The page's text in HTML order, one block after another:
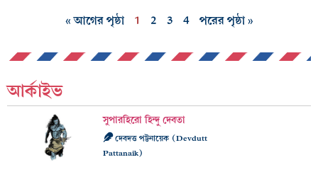
« আগের পৃষ্ঠা 1 2 3 4 পরের পৃষ্ঠা »
আর্কাইভ
সুপারহিরো হিন্দু দেবতা
দেবদত্ত পট্টনায়েক (Devdutt
Pattanaik)